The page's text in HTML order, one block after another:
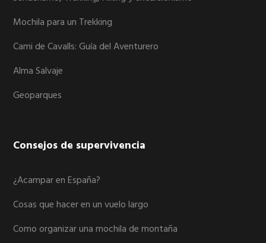
Mochila para un Trekking
Cami de Cavalls: Guía del Aventurero
Alma Salvaje
Geoparques
Consejos de supervivencia
¿Acampar en España?
Cosas que hacer en un vuelo largo
Como organizar una mochila de montaña